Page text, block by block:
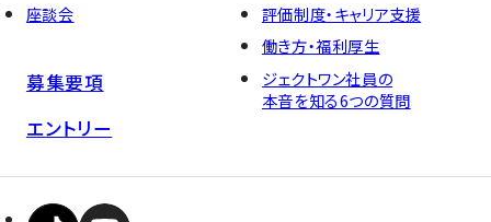
座談会
評価制度・キャリア支援
働き方・福利厚生
ジェクトワン社員の
本音を知る6つの質問
募集要項
エントリー